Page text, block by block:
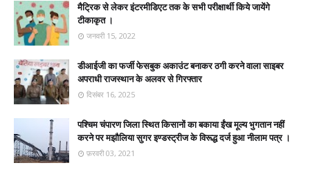
मैट्रिक से लेकर इंटरमीडिएट तक के सभी परीक्षार्थी किये जायेंगे
टीकाकृत ।
जनवरी 15, 2022
डीआईजी का फर्जी फेसबुक अकाउंट बनाकर ठगी करने वाला साइबर
अपराधी राजस्थान के अलवर से गिरफ्तार
दिसंबर 16, 2025
पश्चिम चंपारण जिला स्थित किसानों का बकाया ईंख मूल्य भुगतान नहीं
करने पर मझौलिया सुगर इण्डस्ट्रीज के विरूद्ध दर्ज हुआ नीलाम पत्र ।
फ़रवरी 03, 2021